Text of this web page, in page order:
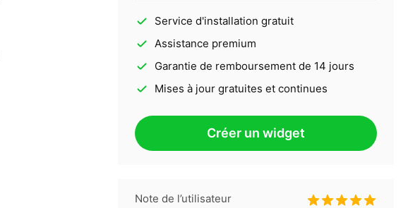
Service d'installation gratuit
Assistance premium
Garantie de remboursement de 14 jours
Mises à jour gratuites et continues
Créer un widget
Note de l’utilisateur